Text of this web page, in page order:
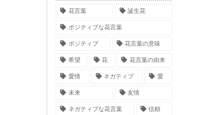
花言葉 誕生花
ポジティブな花言葉
ポジティブ 花言葉の意味
希望 花 花言葉の由来
愛情 ネガティブ 愛
未来 友情
ネガティブな花言葉 信頼